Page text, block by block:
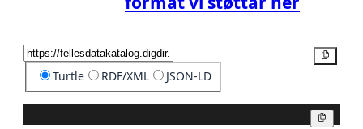
Turtle RDF/XML JSON-LD